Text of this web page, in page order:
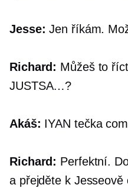
Jesse: Jen říkám.
Richard: Můžeš to
JUSTSA…?
Akáš: IYAN tečka
Richard: Perfektní.
a přejděte k